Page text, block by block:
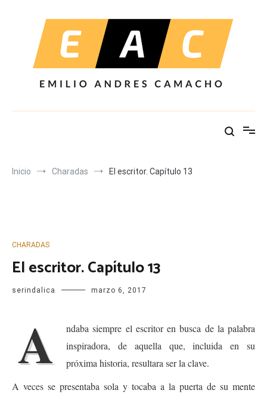
Inicio Charadas El escritor. Capítulo 13
CHARADAS
El escritor. Capítulo 13
serindalica marzo 6, 2017
A
ndaba siempre el escritor en busca de la palabra
inspiradora, de aquella que, incluida en su
próxima historia, resultara ser la clave.
A veces se presentaba sola y tocaba a la puerta de su mente